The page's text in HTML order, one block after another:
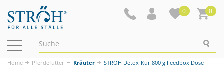
0 0
Navigation
ein-/ausblenden
Home Pferdefutter Kräuter STRÖH Detox-Kur 800 g Feedbox Dose